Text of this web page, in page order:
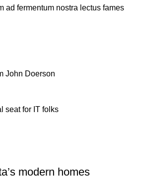
ad fermentum nostra lectus fames
John Doerson
seat for IT folks
modern homes